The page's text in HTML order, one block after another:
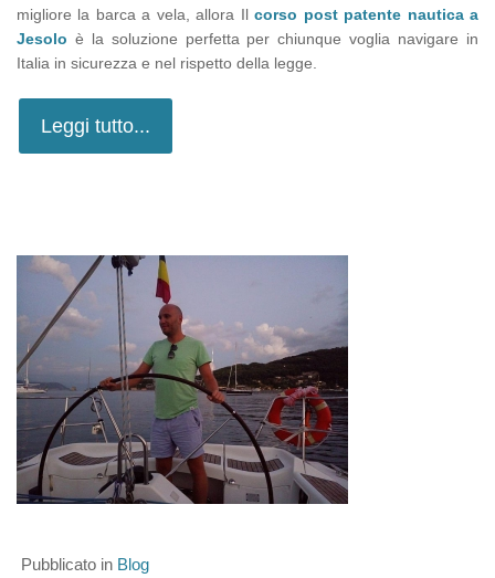
migliore la barca a vela, allora Ilcorso post patente nautica a
Jesolo è la soluzione perfetta per chiunque voglia navigare in
Italia in sicurezza e nel rispetto della legge.
Leggi tutto...
Pubblicato in Blog